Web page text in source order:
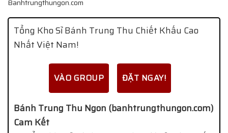
Banhtrungthungon.com
Tổng Kho Sỉ Bánh Trung Thu Chiết Khấu Cao
Nhất Việt Nam!
VÀO GROUP ĐẶT NGAY!
Bánh Trung Thu Ngon (banhtrungthungon.com)
Cam Kết